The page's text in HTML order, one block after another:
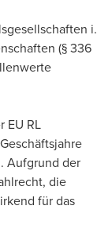
i.
(§ 336
EU RL
Aufgrund der
die
für das